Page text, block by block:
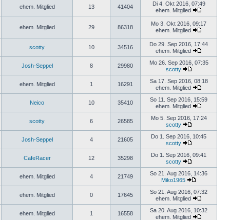
ehem. Mitglied 13 41404
Di 4. Okt 2016, 07:49
ehem. Mitglied
ehem. Mitglied 29 86318
Mo 3. Okt 2016, 09:17
ehem. Mitglied
scotty 10 34516
Do 29. Sep 2016, 17:44
ehem. Mitglied
Josh-Seppel 8 29980
Mo 26. Sep 2016, 07:35
scotty
ehem. Mitglied 1 16291
Sa 17. Sep 2016, 08:18
ehem. Mitglied
Neico 10 35410
So 11. Sep 2016, 15:59
ehem. Mitglied
scotty 6 26585
Mo 5. Sep 2016, 17:24
scotty
Josh-Seppel 4 21605
Do 1. Sep 2016, 10:45
scotty
CafeRacer 12 35298
Do 1. Sep 2016, 09:41
scotty
ehem. Mitglied 4 21749
So 21. Aug 2016, 14:36
Miko1965
ehem. Mitglied 0 17645
So 21. Aug 2016, 07:32
ehem. Mitglied
ehem. Mitglied 1 16558
Sa 20. Aug 2016, 10:32
ehem. Mitglied